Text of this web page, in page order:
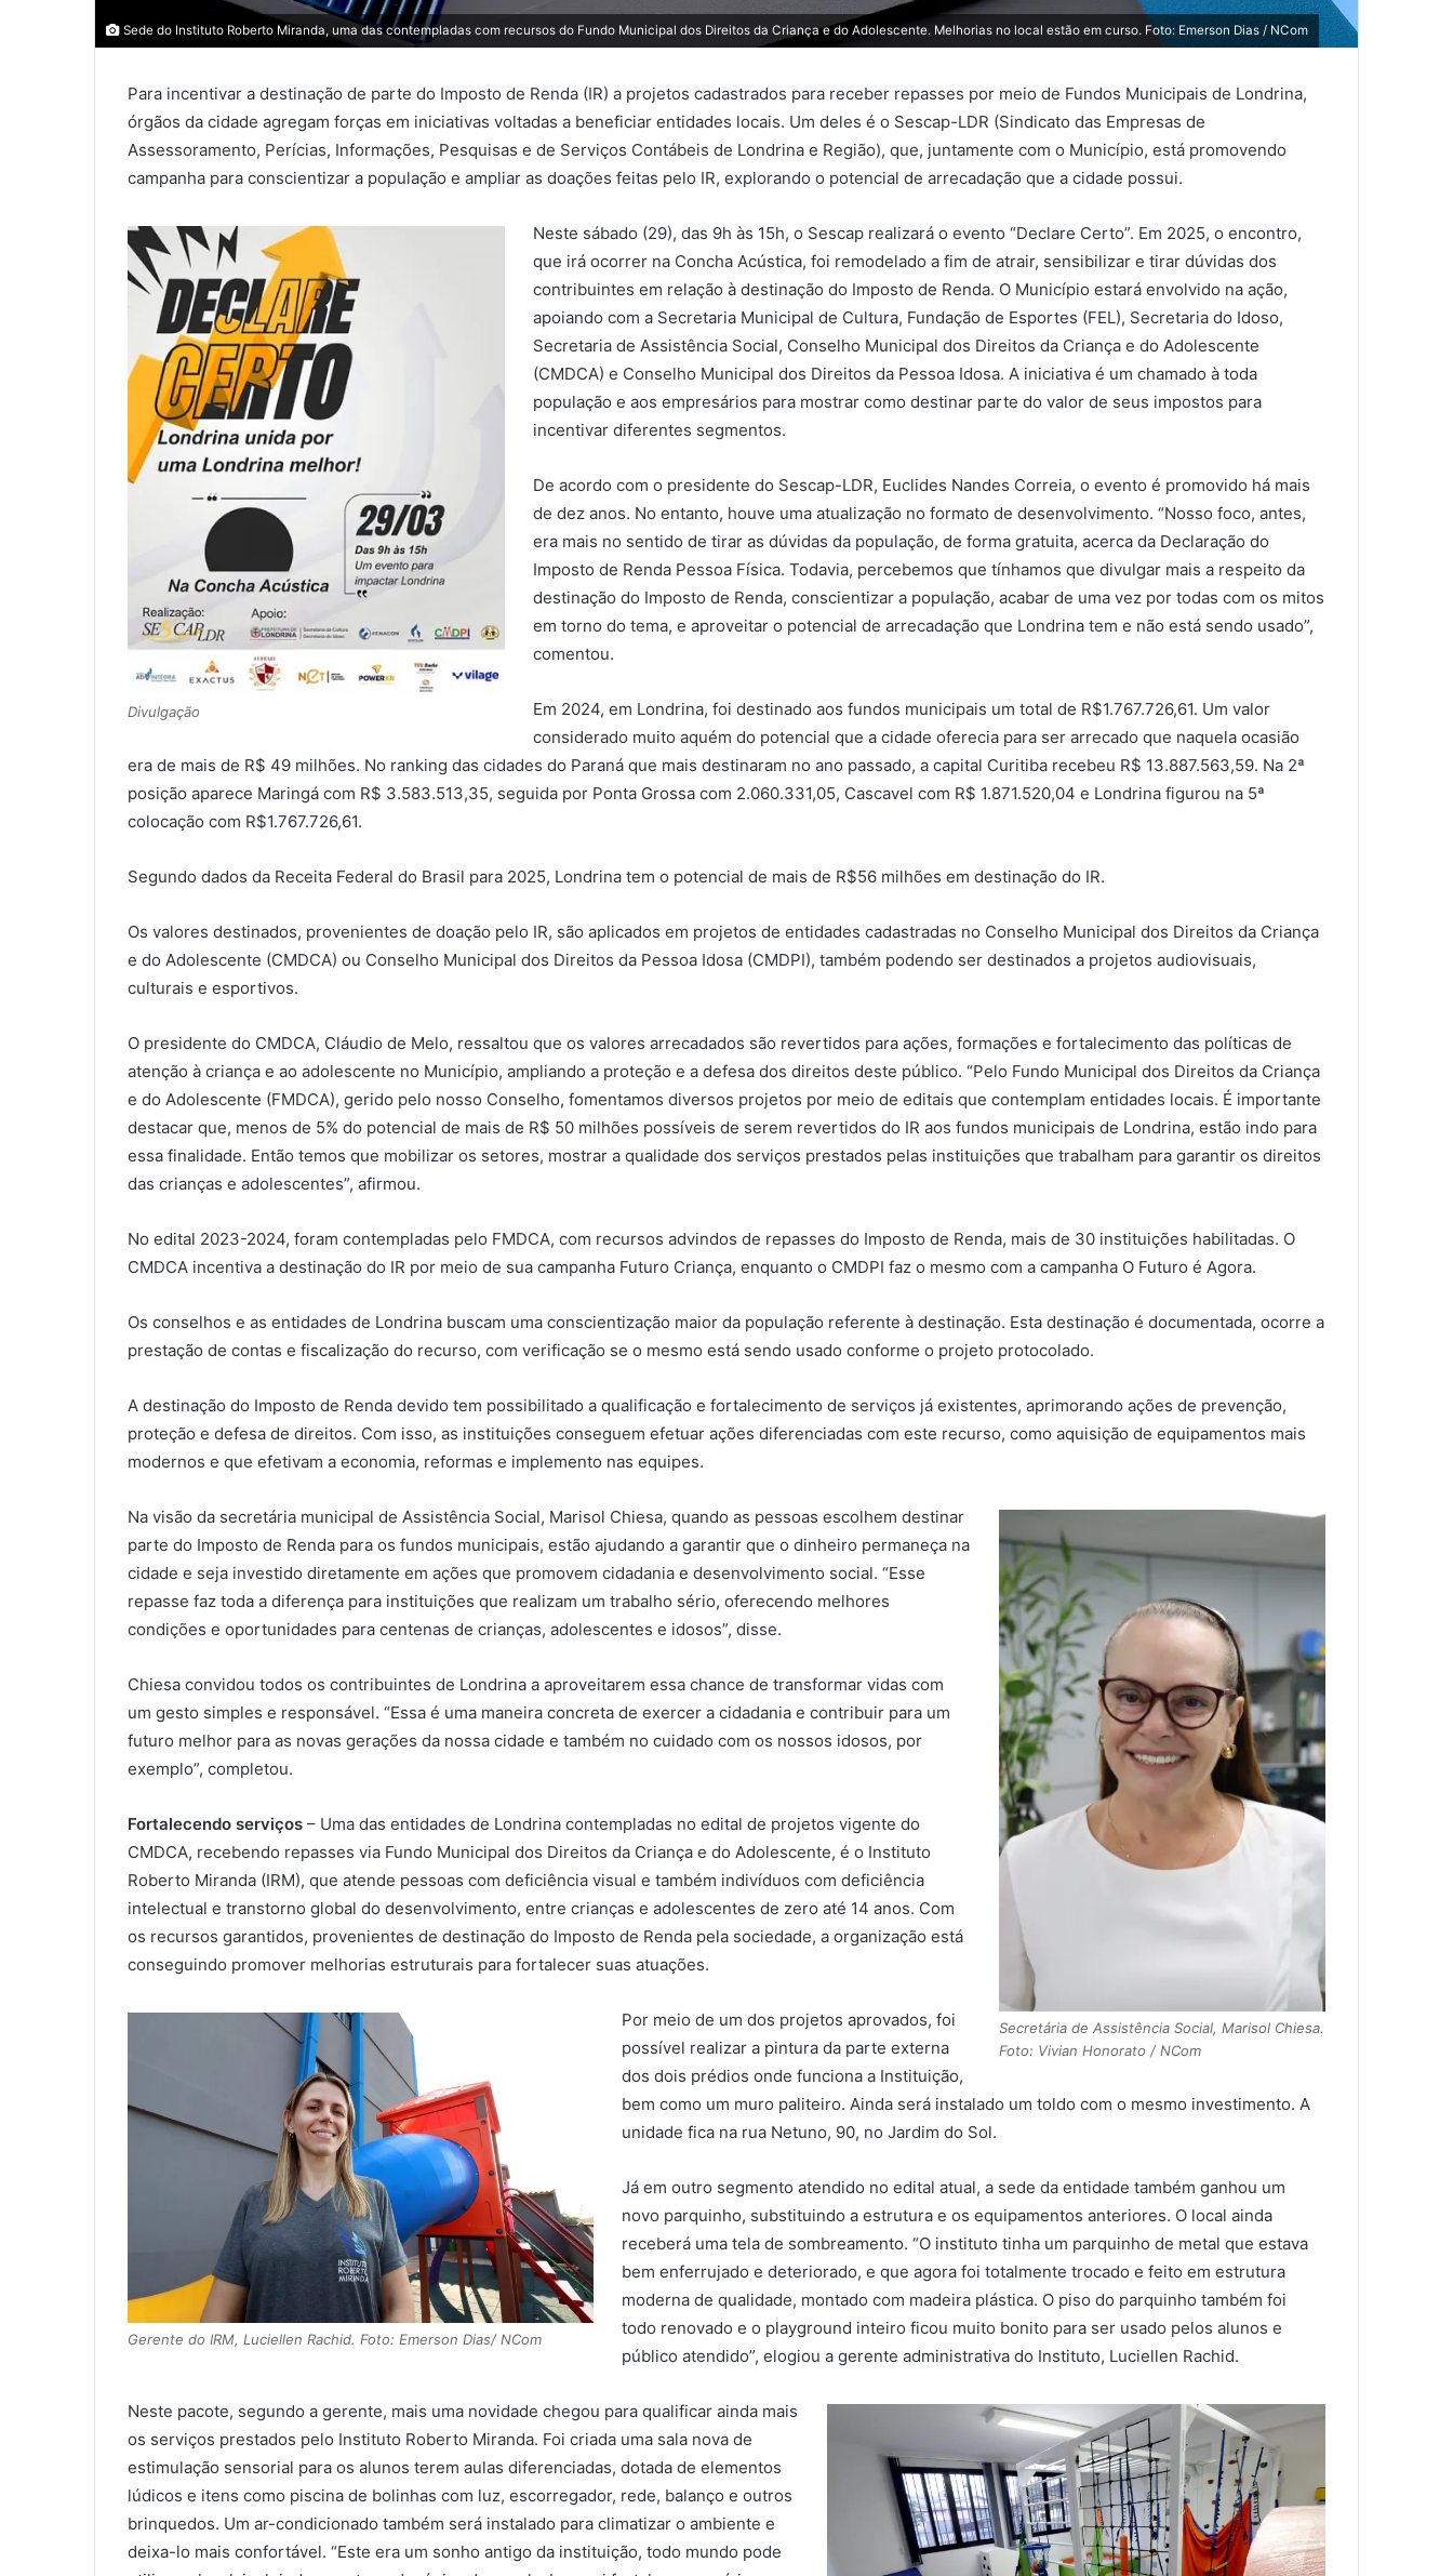
Sede do Instituto Roberto Miranda, uma das contempladas com recursos do Fundo Municipal dos Direitos da Criança e do Adolescente. Melhorias no local estão em curso. Foto: Emerson Dias / NCom
Para incentivar a destinação de parte do Imposto de Renda (IR) a projetos cadastrados para receber repasses por meio de Fundos Municipais de Londrina,
órgãos da cidade agregam forças em iniciativas voltadas a beneficiar entidades locais. Um deles é o Sescap-LDR (Sindicato das Empresas de
Assessoramento, Perícias, Informações, Pesquisas e de Serviços Contábeis de Londrina e Região), que, juntamente com o Município, está promovendo
campanha para conscientizar a população e ampliar as doações feitas pelo IR, explorando o potencial de arrecadação que a cidade possui.
Divulgação
Neste sábado (29), das 9h às 15h, o Sescap realizará o evento “Declare Certo”. Em 2025, o encontro,
que irá ocorrer na Concha Acústica, foi remodelado a fim de atrair, sensibilizar e tirar dúvidas dos
contribuintes em relação à destinação do Imposto de Renda. O Município estará envolvido na ação,
apoiando com a Secretaria Municipal de Cultura, Fundação de Esportes (FEL), Secretaria do Idoso,
Secretaria de Assistência Social, Conselho Municipal dos Direitos da Criança e do Adolescente
(CMDCA) e Conselho Municipal dos Direitos da Pessoa Idosa. A iniciativa é um chamado à toda
população e aos empresários para mostrar como destinar parte do valor de seus impostos para
incentivar diferentes segmentos.
De acordo com o presidente do Sescap-LDR, Euclides Nandes Correia, o evento é promovido há mais
de dez anos. No entanto, houve uma atualização no formato de desenvolvimento. “Nosso foco, antes,
era mais no sentido de tirar as dúvidas da população, de forma gratuita, acerca da Declaração do
Imposto de Renda Pessoa Física. Todavia, percebemos que tínhamos que divulgar mais a respeito da
destinação do Imposto de Renda, conscientizar a população, acabar de uma vez por todas com os mitos
em torno do tema, e aproveitar o potencial de arrecadação que Londrina tem e não está sendo usado”,
comentou.
Em 2024, em Londrina, foi destinado aos fundos municipais um total de R$1.767.726,61. Um valor
considerado muito aquém do potencial que a cidade oferecia para ser arrecado que naquela ocasião
era de mais de R$ 49 milhões. No ranking das cidades do Paraná que mais destinaram no ano passado, a capital Curitiba recebeu R$ 13.887.563,59. Na 2ª
posição aparece Maringá com R$ 3.583.513,35, seguida por Ponta Grossa com 2.060.331,05, Cascavel com R$ 1.871.520,04 e Londrina figurou na 5ª
colocação com R$1.767.726,61.
Segundo dados da Receita Federal do Brasil para 2025, Londrina tem o potencial de mais de R$56 milhões em destinação do IR.
Os valores destinados, provenientes de doação pelo IR, são aplicados em projetos de entidades cadastradas no Conselho Municipal dos Direitos da Criança
e do Adolescente (CMDCA) ou Conselho Municipal dos Direitos da Pessoa Idosa (CMDPI), também podendo ser destinados a projetos audiovisuais,
culturais e esportivos.
O presidente do CMDCA, Cláudio de Melo, ressaltou que os valores arrecadados são revertidos para ações, formações e fortalecimento das políticas de
atenção à criança e ao adolescente no Município, ampliando a proteção e a defesa dos direitos deste público. “Pelo Fundo Municipal dos Direitos da Criança
e do Adolescente (FMDCA), gerido pelo nosso Conselho, fomentamos diversos projetos por meio de editais que contemplam entidades locais. É importante
destacar que, menos de 5% do potencial de mais de R$ 50 milhões possíveis de serem revertidos do IR aos fundos municipais de Londrina, estão indo para
essa finalidade. Então temos que mobilizar os setores, mostrar a qualidade dos serviços prestados pelas instituições que trabalham para garantir os direitos
das crianças e adolescentes”, afirmou.
No edital 2023-2024, foram contempladas pelo FMDCA, com recursos advindos de repasses do Imposto de Renda, mais de 30 instituições habilitadas. O
CMDCA incentiva a destinação do IR por meio de sua campanha Futuro Criança, enquanto o CMDPI faz o mesmo com a campanha O Futuro é Agora.
Os conselhos e as entidades de Londrina buscam uma conscientização maior da população referente à destinação. Esta destinação é documentada, ocorre a
prestação de contas e fiscalização do recurso, com verificação se o mesmo está sendo usado conforme o projeto protocolado.
A destinação do Imposto de Renda devido tem possibilitado a qualificação e fortalecimento de serviços já existentes, aprimorando ações de prevenção,
proteção e defesa de direitos. Com isso, as instituições conseguem efetuar ações diferenciadas com este recurso, como aquisição de equipamentos mais
modernos e que efetivam a economia, reformas e implemento nas equipes.
Secretária de Assistência Social, Marisol Chiesa.
Foto: Vivian Honorato / NCom
Na visão da secretária municipal de Assistência Social, Marisol Chiesa, quando as pessoas escolhem destinar
parte do Imposto de Renda para os fundos municipais, estão ajudando a garantir que o dinheiro permaneça na
cidade e seja investido diretamente em ações que promovem cidadania e desenvolvimento social. “Esse
repasse faz toda a diferença para instituições que realizam um trabalho sério, oferecendo melhores
condições e oportunidades para centenas de crianças, adolescentes e idosos”, disse.
Chiesa convidou todos os contribuintes de Londrina a aproveitarem essa chance de transformar vidas com
um gesto simples e responsável. “Essa é uma maneira concreta de exercer a cidadania e contribuir para um
futuro melhor para as novas gerações da nossa cidade e também no cuidado com os nossos idosos, por
exemplo”, completou.
Fortalecendo serviços – Uma das entidades de Londrina contempladas no edital de projetos vigente do
CMDCA, recebendo repasses via Fundo Municipal dos Direitos da Criança e do Adolescente, é o Instituto
Roberto Miranda (IRM), que atende pessoas com deficiência visual e também indivíduos com deficiência
intelectual e transtorno global do desenvolvimento, entre crianças e adolescentes de zero até 14 anos. Com
os recursos garantidos, provenientes de destinação do Imposto de Renda pela sociedade, a organização está
conseguindo promover melhorias estruturais para fortalecer suas atuações.
Gerente do IRM, Luciellen Rachid. Foto: Emerson Dias/ NCom
Por meio de um dos projetos aprovados, foi
possível realizar a pintura da parte externa
dos dois prédios onde funciona a Instituição,
bem como um muro paliteiro. Ainda será instalado um toldo com o mesmo investimento. A
unidade fica na rua Netuno, 90, no Jardim do Sol.
Já em outro segmento atendido no edital atual, a sede da entidade também ganhou um
novo parquinho, substituindo a estrutura e os equipamentos anteriores. O local ainda
receberá uma tela de sombreamento. “O instituto tinha um parquinho de metal que estava
bem enferrujado e deteriorado, e que agora foi totalmente trocado e feito em estrutura
moderna de qualidade, montado com madeira plástica. O piso do parquinho também foi
todo renovado e o playground inteiro ficou muito bonito para ser usado pelos alunos e
público atendido”, elogiou a gerente administrativa do Instituto, Luciellen Rachid.
Neste pacote, segundo a gerente, mais uma novidade chegou para qualificar ainda mais
os serviços prestados pelo Instituto Roberto Miranda. Foi criada uma sala nova de
estimulação sensorial para os alunos terem aulas diferenciadas, dotada de elementos
lúdicos e itens como piscina de bolinhas com luz, escorregador, rede, balanço e outros
brinquedos. Um ar-condicionado também será instalado para climatizar o ambiente e
deixa-lo mais confortável. “Este era um sonho antigo da instituição, todo mundo pode
COMPARTILHAMENTOS